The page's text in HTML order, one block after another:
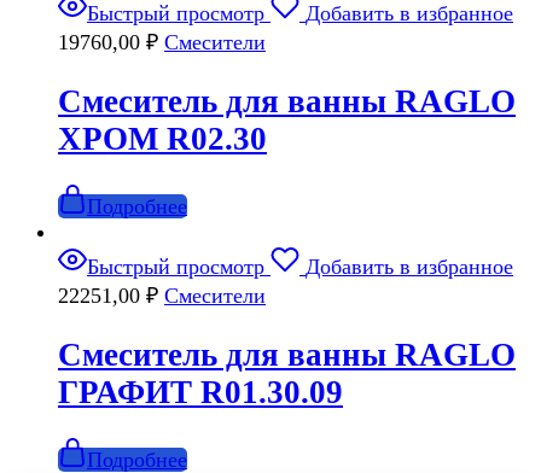
Быстрый просмотр
Добавить в избранное
19760,00 ₽ Смесители
Смеситель для ванны RAGLO
ХРОМ R02.30
Подробнее
Быстрый просмотр
Добавить в избранное
22251,00 ₽ Смесители
Смеситель для ванны RAGLO
ГРАФИТ R01.30.09
Подробнее